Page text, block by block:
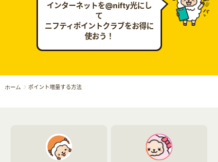
インターネットを@nifty光にし
て
ニフティポイントクラブをお得に
使おう！
ホーム ポイント増量する方法